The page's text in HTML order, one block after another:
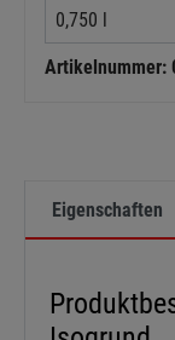
0,750 l
Artikelnummer:
Eigenschaften